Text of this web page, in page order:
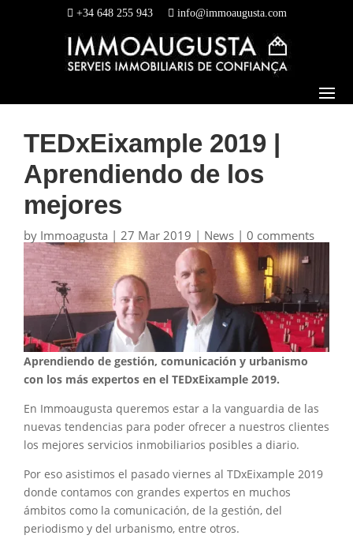
+34 648 255 943 info@immoaugusta.com
TEDxEixample 2019 |
Aprendiendo de los
mejores
by Immoagusta | 27 Mar 2019 | News | 0 comments
Aprendiendo de gestión, comunicación y urbanismo
con los más expertos en el TEDxEixample 2019.
En Immoaugusta queremos estar a la vanguardia de las
nuevas tendencias para poder ofrecer a nuestros clientes
los mejores servicios inmobiliarios posibles a diario.
Por eso asistimos el pasado viernes al TDxEixample 2019
donde contamos con grandes expertos en muchos
ámbitos como la comunicación, de la gestión, del
periodismo y del urbanismo, entre otros.